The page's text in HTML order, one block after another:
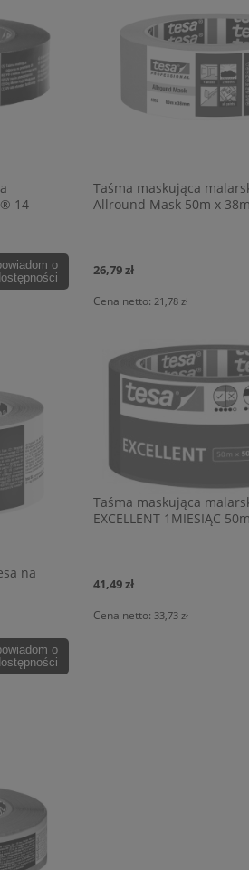
14
o
Taśma maskująca
Allround Mask 50m x
26,79 zł
Cena netto: 21,78 zł
na
o
Taśma maskująca
EXCELLENT 1MIESIĄC
41,49 zł
Cena netto: 33,73 zł